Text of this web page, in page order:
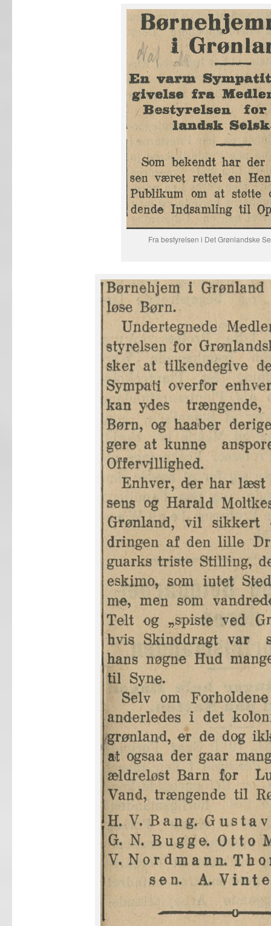
Fra bestyrelsen i Det Grønlandske